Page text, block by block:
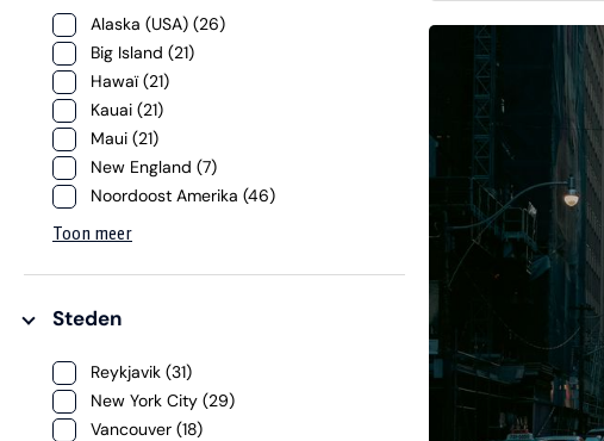
en mogelijk zelfs
Island te
boottocht krijg
dieren te zien,
van de
met je
Het is
1,43 meter geldt
helaas niet
ontvangt
beste tijd om
Alaska (USA) (26)
Big Island (21)
Hawaï (21)
Kauai (21)
Maui (21)
New England (7)
Noordoost Amerika (46)
Toon meer
Steden
Reykjavik (31)
New York City (29)
Vancouver (18)